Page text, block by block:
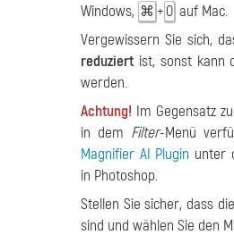
Windows, ⌘ + O auf Mac.
Vergewissern Sie sich,
reduziert ist, sonst kann
werden.
Achtung! Im Gegensatz
in dem Filter-Menü
Magnifier AI Plugin unter
in Photoshop.
Stellen Sie sicher, dass
sind und wählen Sie den